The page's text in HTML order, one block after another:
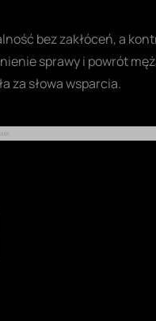
bez zakłóceń, a
sprawy i powrót
za słowa wsparcia.